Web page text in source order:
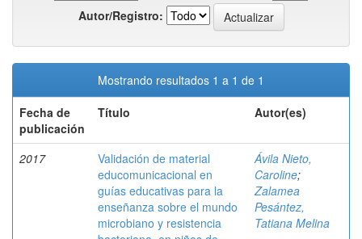
Autor/Registro:
Mostrando resultados 1 a 1 de 1
Fecha de
publicación
Título Autor(es)
2017
Validación de material
educomunicacional en
guías educativas para la
enseñanza sobre el mundo
microbiano y resistencia
Ávila Nieto,
Caroline;
Zalamea
Pesántez,
Tatiana Melina